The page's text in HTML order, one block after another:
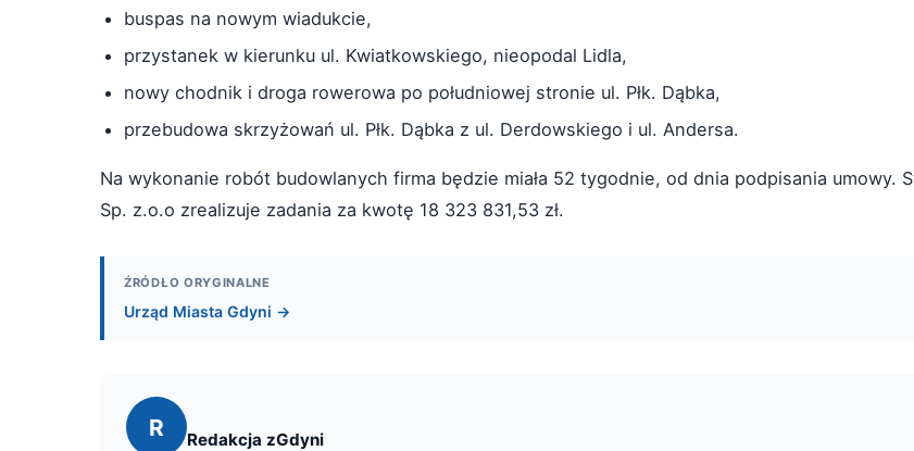
buspas na nowym wiadukcie,
przystanek w kierunku ul. Kwiatkowskiego, nieopodal Lidla,
nowy chodnik i droga rowerowa po południowej stronie ul. Płk. Dąbka,
przebudowa skrzyżowań ul. Płk. Dąbka z ul. Derdowskiego i ul. Andersa.
Na wykonanie robót budowlanych firma będzie miała 52 tygodnie, od dnia podpisania umowy.
Sp. z.o.o zrealizuje zadania za kwotę 18 323 831,53 zł.
ŹRÓDŁO ORYGINALNE
Urząd Miasta Gdyni →
R Redakcja zGdyni